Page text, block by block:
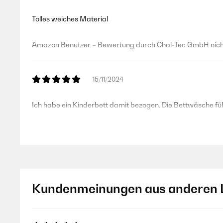
Tolles weiches Material
Amazon Benutzer – Bewertung durch Chal-Tec GmbH
15/11/2024
Ich habe ein Kinderbett damit bezogen. Die Bettwäsche
Amazon Benutzer – Bewertung durch Chal-Tec GmbH
Great looking and functional bed covers for any child that
Kundenmeinungen aus anderen